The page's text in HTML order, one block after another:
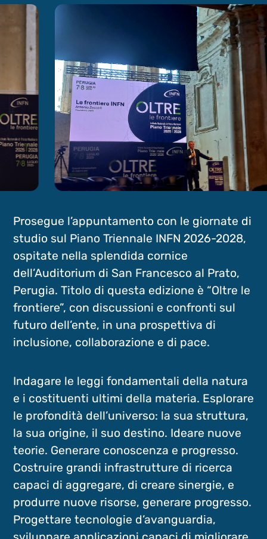
Prosegue l’appuntamento con le giornate di
studio sul Piano Triennale INFN 2026-2028,
ospitate nella splendida cornice
dell’Auditorium di San Francesco al Prato,
Perugia. Titolo di questa edizione è “Oltre le
frontiere”, con discussioni e confronti sul
futuro dell’ente, in una prospettiva di
inclusione, collaborazione e di pace.
Indagare le leggi fondamentali della natura
e i costituenti ultimi della materia. Esplorare
le profondità dell’universo: la sua struttura,
la sua origine, il suo destino. Ideare nuove
teorie. Generare conoscenza e progresso.
Costruire grandi infrastrutture di ricerca
capaci di aggregare, di creare sinergie, e
produrre nuove risorse, generare progresso.
Progettare tecnologie d’avanguardia,